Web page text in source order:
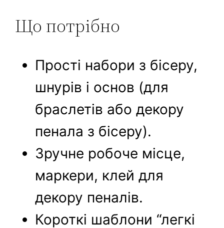
Що потрібно
Прості набори з бісеру,
шнурів і основ (для
браслетів або декору
пенала з бісеру).
Зручне робоче місце,
маркери, клей для
декору пеналів.
Короткі шаблони “легкі